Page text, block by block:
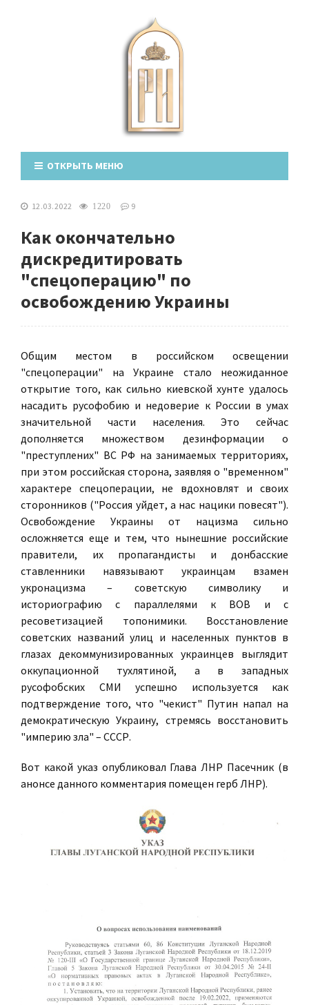
ОТКРЫТЬ МЕНЮ
12.03.2022 1220 9
Как окончательно
дискредитировать
"спецоперацию" по
освобождению Украины
Общим местом в российском освещении
"спецоперации" на Украине стало неожиданное
открытие того, как сильно киевской хунте удалось
насадить русофобию и недоверие к России в умах
значительной части населения. Это сейчас
дополняется множеством дезинформации о
"преступлених" ВС РФ на занимаемых территориях,
при этом российская сторона, заявляя о "временном"
характере спецоперации, не вдохновлят и своих
сторонников ("Россия уйдет, а нас нацики повесят").
Освобождение Украины от нацизма сильно
осложняется еще и тем, что нынешние российские
правители, их пропагандисты и донбасские
ставленники навязывают украинцам взамен
укронацизма – советскую символику и
историографию с параллелями к ВОВ и с
ресоветизацией топонимики. Восстановление
советских названий улиц и населенных пунктов в
глазах декоммунизированных украинцев выглядит
оккупационной тухлятиной, а в западных
русофобских СМИ успешно используется как
подтверждение того, что "чекист" Путин напал на
демократическую Украину, стремясь восстановить
"империю зла" – СССР.
Вот какой указ опубликовал Глава ЛНР Пасечник (в
анонсе данного комментария помещен герб ЛНР).